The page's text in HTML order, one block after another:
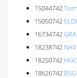
15044742
15050742
16734742
18238742
18250742
18626742